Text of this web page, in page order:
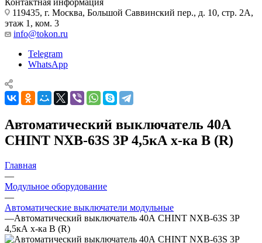
Контактная информация
119435, г. Москва, Большой Саввинский пер., д. 10, стр. 2А,
этаж 1, ком. 3
info@tokon.ru
Telegram
WhatsApp
Автоматический выключатель 40А
CHINT NXB-63S 3P 4,5кА х-ка B (R)
Главная
—
Модульное оборудование
—
Автоматические выключатели модульные
—Автоматический выключатель 40А CHINT NXB-63S 3P
4,5кА х-ка B (R)